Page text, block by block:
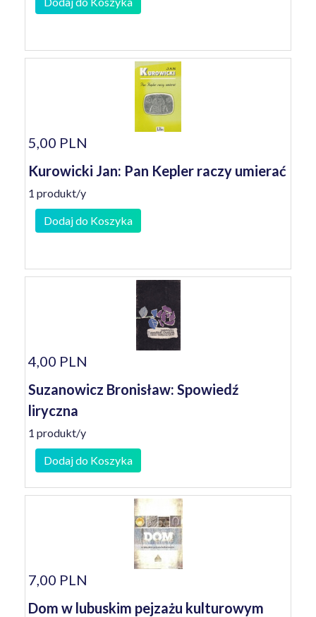
5,00 PLN
Kurowicki Jan: Pan Kepler raczy umierać
1 produkt/y
Dodaj do Koszyka
4,00 PLN
Suzanowicz Bronisław: Spowiedź
liryczna
1 produkt/y
Dodaj do Koszyka
7,00 PLN
Dom w lubuskim pejzażu kulturowym